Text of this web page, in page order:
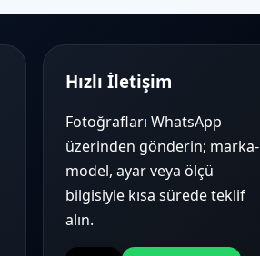
Hızlı İletişim
Fotoğrafları WhatsApp
üzerinden gönderin; marka-
model, ayar veya ölçü
bilgisiyle kısa sürede teklif
alın.